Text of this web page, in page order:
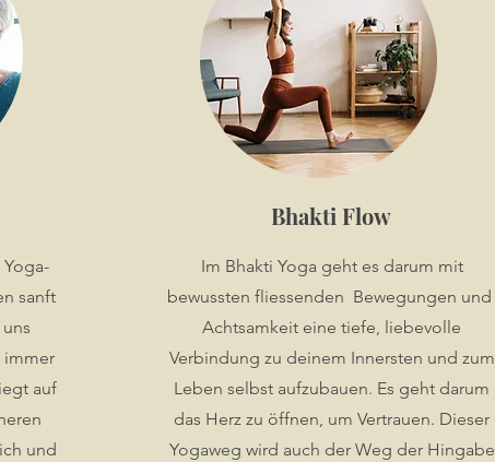
sanft
immer
auf
und
Bhakti Flow
Im Bhakti Yoga geht es darum mit
bewussten fliessenden Bewegungen und
Achtsamkeit eine tiefe, liebevolle
Verbindung zu deinem Innersten und zum
Leben selbst aufzubauen. Es geht darum
das Herz zu öffnen, um Vertrauen. Dieser
Yogaweg wird auch der Weg der Hingabe